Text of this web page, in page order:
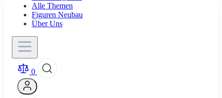
Alle Themen
Figuren Neubau
Über Uns
0